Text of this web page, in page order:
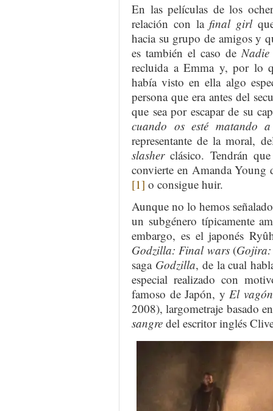
En las películas de los
relación con la final girl
hacia su grupo de amigos y
es también el caso de Nadie
recluida a Emma y, por lo
había visto en ella algo
persona que era antes del
que sea por escapar de su
cuando os esté matando
representante de la moral,
slasherclásico. Tendrán
convierte en Amanda Young
[1] o consigue huir.
Aunque no lo hemos
un subgénero típicamente
embargo, es el japonés
Godzilla: Final wars(Gojira:
saga Godzilla, de la cual
especial realizado con
famoso de Japón, y El
2008), largometraje basado
sangre del escritor inglés